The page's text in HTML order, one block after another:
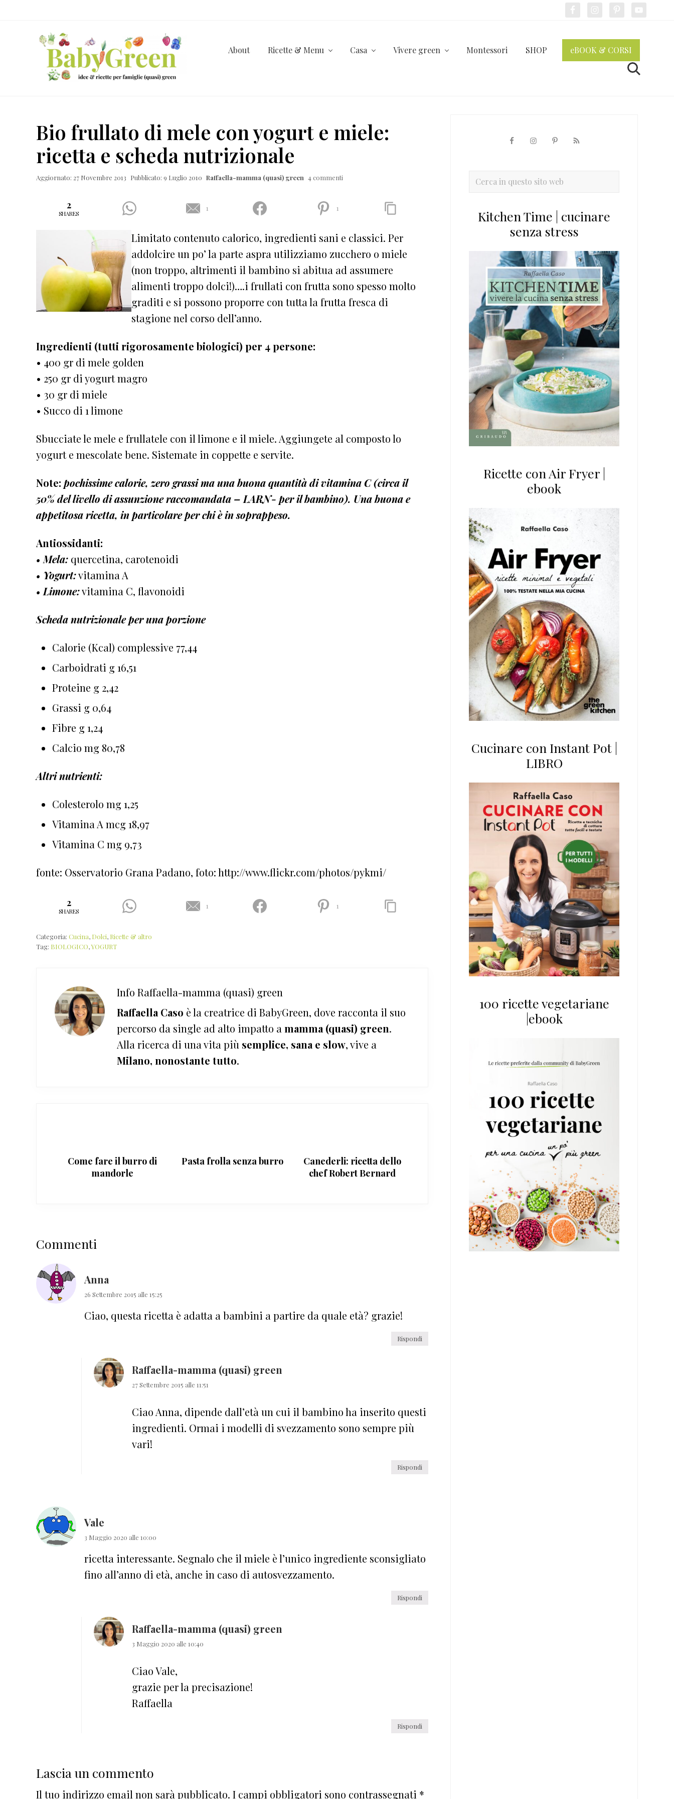
ricette
per
famiglie
(quasi)
About Ricette & Menu Casa Vivere green Montessori SHOP eBOOK & CORSI
Cerca
Bio frullato di mele con yogurt e miele:
ricetta e scheda nutrizionale
Aggiornato: 27 Novembre 2013 Pubblicato: 9 Luglio 2010 Raffaella-mamma (quasi) green 4 commenti
2
SHARES
1 1
Limitato contenuto calorico, ingredienti sani e classici. Per
addolcire un po’ la parte aspra utilizziamo zucchero o miele
(non troppo, altrimenti il bambino si abitua ad assumere
alimenti troppo dolci!)….i frullati con frutta sono spesso molto
graditi e si possono proporre con tutta la frutta fresca di
stagione nel corso dell’anno.
Ingredienti (tutti rigorosamente biologici) per 4 persone:
• 400 gr di mele golden
• 250 gr di yogurt magro
• 30 gr di miele
• Succo di 1 limone
Sbucciate le mele e frullatele con il limone e il miele. Aggiungete al composto lo
yogurt e mescolate bene. Sistemate in coppette e servite.
Note: pochissime calorie, zero grassi ma una buona quantità di vitamina C (circa il
50% del livello di assunzione raccomandata – LARN- per il bambino). Una buona e
appetitosa ricetta, in particolare per chi è in soprappeso.
Antiossidanti:
• Mela: quercetina, carotenoidi
• Yogurt:vitamina A
• Limone:vitamina C, flavonoidi
Scheda nutrizionale per una porzione
Calorie (Kcal) complessive 77,44
Carboidrati g 16,51
Proteine g 2,42
Grassi g 0,64
Fibre g 1,24
Calcio mg 80,78
Altri nutrienti:
Colesterolo mg 1,25
Vitamina A mcg 18,97
Vitamina C mg 9,73
fonte: Osservatorio Grana Padano, foto: http://www.flickr.com/photos/pykmi/
2
SHARES
1 1
Categoria: Cucina, Dolci, Ricette & altro
Tag: BIOLOGICO,YOGURT
Info Raffaella-mamma (quasi) green
Raffaella Caso è la creatrice di BabyGreen, dove racconta il suo
percorso da single ad alto impatto a mamma (quasi) green.
Alla ricerca di una vita più semplice, sana e slow, vive a
Milano, nonostante tutto.
Come fare il burro di
mandorle
Pasta frolla senza burro
Canederli: ricetta dello
chef Robert Bernard
del
lettore
Commenti
Anna
26 Settembre 2015 alle 15:25
Ciao, questa ricetta è adatta a bambini a partire da quale età? grazie!
Rispondi
Raffaella-mamma (quasi) green
27 Settembre 2015 alle 11:51
Ciao Anna, dipende dall’età un cui il bambino ha inserito questi
ingredienti. Ormai i modelli di svezzamento sono sempre più
vari!
Rispondi
Vale
3 Maggio 2020 alle 10:00
ricetta interessante. Segnalo che il miele è l’unico ingrediente sconsigliato
fino all’anno di età, anche in caso di autosvezzamento.
Rispondi
Raffaella-mamma (quasi) green
3 Maggio 2020 alle 10:40
Ciao Vale,
grazie per la precisazione!
Raffaella
Rispondi
Lascia un commento
Il tuo indirizzo email non sarà pubblicato. I campi obbligatori sono contrassegnati *
primaria
Cerca
sitoKitchen Time | cucinare
senza stress
Ricette con Air Fryer |
ebook
Cucinare con Instant Pot |
LIBRO
100 ricette vegetariane
|ebook